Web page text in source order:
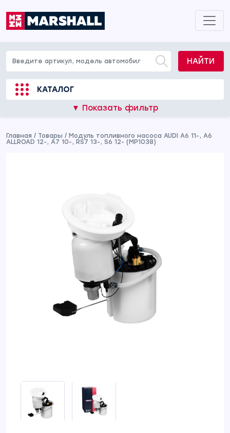
НАЙТИ
КАТАЛОГ
▼ Показать фильтр
Главная / Товары / Модуль топливного насоса AUDI A6 11-, A6
ALLROAD 12-, A7 10-, RS7 13-, S6 12- (MP1038)